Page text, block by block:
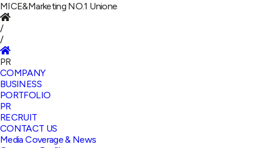
MICE&Marketing NO.1 Unione
/
/
PR
COMPANY
BUSINESS
PORTFOLIO
PR
RECRUIT
CONTACT US
Media Coverage & News